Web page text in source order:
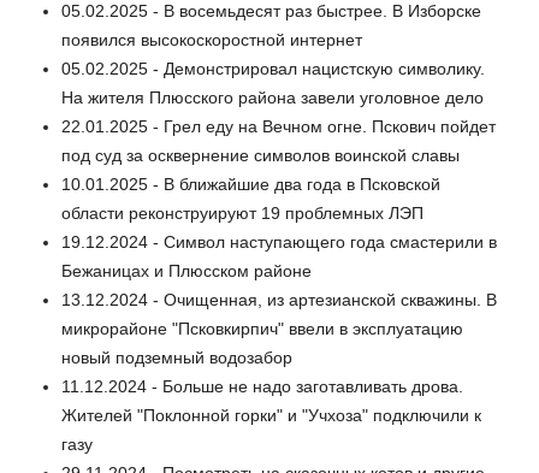
05.02.2025 - В восемьдесят раз быстрее. В Изборске
появился высокоскоростной интернет
05.02.2025 - Демонстрировал нацистскую символику.
На жителя Плюсского района завели уголовное дело
22.01.2025 - Грел еду на Вечном огне. Пскович пойдет
под суд за осквернение символов воинской славы
10.01.2025 - В ближайшие два года в Псковской
области реконструируют 19 проблемных ЛЭП
19.12.2024 - Символ наступающего года смастерили в
Бежаницах и Плюсском районе
13.12.2024 - Очищенная, из артезианской скважины. В
микрорайоне "Псковкирпич" ввели в эксплуатацию
новый подземный водозабор
11.12.2024 - Больше не надо заготавливать дрова.
Жителей "Поклонной горки" и "Учхоза" подключили к
газу